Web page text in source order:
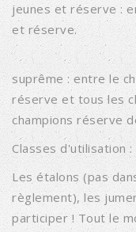
jeunes et réserve :
et réserve.
-
suprême : entre le
réserve et tous les
champions réserve
Classes d'utilisation :
Les étalons (pas
règlement), les
participer ! Tout le